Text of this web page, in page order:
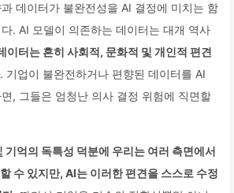
데이터가 불완전성을 AI 결정에 미치는 함
. AI 모델이 의존하는 데이터는 대개 역사
이터는 흔히 사회적, 문화적 및 개인적 편견
. 기업이 불완전하거나 편향된 데이터를 AI
, 그들은 엄청난 의사 결정 위험에 직면할
기억의 독특성 덕분에 우리는 여러 측면에서
수 있지만, AI는 이러한 편견을 스스로 수정